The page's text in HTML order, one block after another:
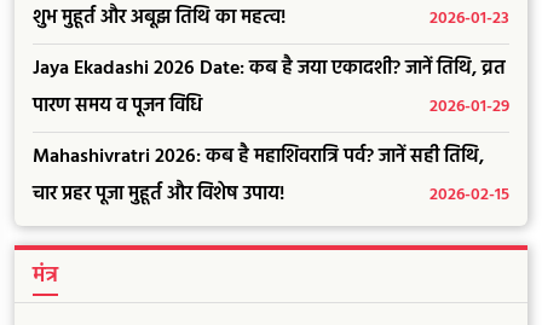
शुभ मुहूर्त और अबूझ तिथि का महत्व!
2026-01-23
Jaya Ekadashi 2026 Date: कब है जया एकादशी? जानें तिथि, व्रत
पारण समय व पूजन विधि
2026-01-29
Mahashivratri 2026: कब है महाशिवरात्रि पर्व? जानें सही तिथि,
चार प्रहर पूजा मुहूर्त और विशेष उपाय!
2026-02-15
मंत्र